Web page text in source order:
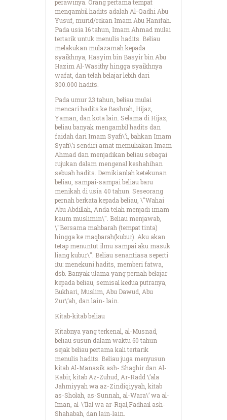
perawinya. Orang pertama tempat
mengambil hadits adalah Al-Qadhi Abu
Yusuf, murid/rekan Imam Abu Hanifah.
Pada usia 16 tahun, Imam Ahmad mulai
tertarik untuk menulis hadits. Beliau
melakukan mulazamah kepada
syaikhnya, Hasyim bin Basyir bin Abu
Hazim Al-Wasithy hingga syaikhnya
wafat, dan telah belajar lebih dari
300.000 hadits.
Pada umur 23 tahun, beliau mulai
mencari hadits ke Bashrah, Hijaz,
Yaman, dan kota lain. Selama di Hijaz,
beliau banyak mengambil hadits dan
faidah dari Imam Syafi\’i, bahkan Imam
Syafi\’i sendiri amat memuliakan Imam
Ahmad dan menjadikan beliau sebagai
rujukan dalam mengenal keshahihan
sebuah hadits. Demikianlah ketekunan
beliau, sampai-sampai beliau baru
menikah di usia 40 tahun. Seseorang
pernah berkata kepada beliau, \"Wahai
Abu Abdillah, Anda telah menjadi imam
kaum muslimin\". Beliau menjawab,
\"Bersama mahbarah (tempat tinta)
hingga ke maqbarah(kubur). Aku akan
tetap menuntut ilmu sampai aku masuk
liang kubur\". Beliau senantiasa seperti
itu: menekuni hadits, memberi fatwa,
dsb. Banyak ulama yang pernah belajar
kepada beliau, semisal kedua putranya,
Bukhari, Muslim, Abu Dawud, Abu
Zur\’ah, dan lain- lain.
Kitab-kitab beliau
Kitabnya yang terkenal, al-Musnad,
beliau susun dalam waktu 60 tahun
sejak beliau pertama kali tertarik
menulis hadits. Beliau juga menyusun
kitab Al-Manasik ash- Shaghir dan Al-
Kabir, kitab Az-Zuhud, Ar-Radd \’ala
Jahmiyyah wa az-Zindiqiyyah, kitab
as-Sholah, as-Sunnah, al-Wara\’ wa al-
Iman, al-\’Ilal wa ar-Rijal,Fadhail ash-
Shahabah, dan lain-lain.